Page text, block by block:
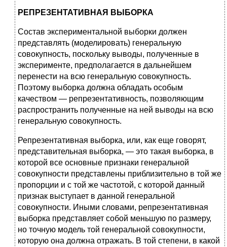
РЕПРЕЗЕНТАТИВНАЯ ВЫБОРКА
Cостав экспериментальной выборки должен
представлять (моделировать) генеральную
совокупность, поскольку выводы, полученные в
эксперименте, предполагается в дальнейшем
перенести на всю генеральную совокупность.
Поэтому выборка должна обладать особым
качеством — репрезентативность, позволяющим
распространить полученные на ней выводы на всю
генеральную совокупность.
Репрезентативная выборка, или, как еще говорят,
представительная выборка, — это такая выборка, в
которой все основные признаки генеральной
совокупности представлены приблизительно в той же
пропорции и с той же частотой, с которой данный
признак выступает в данной генеральной
совокупности. Иными словами, репрезентативная
выборка представляет собой меньшую по размеру,
но точную модель той генеральной совокупности,
которую она должна отражать. В той степени, в какой